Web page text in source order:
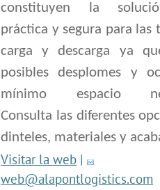
constituyen la
práctica y segura para las
carga y descarga ya
posibles desplomes y
mínimo espacio
Consulta las diferentes
dinteles, materiales y
Visitar la web |
web@alapontlogistics.com